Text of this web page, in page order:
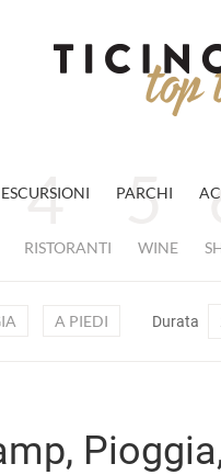
ESCURSIONI PARCHI
RISTORANTI WINE
A PIEDI Durata